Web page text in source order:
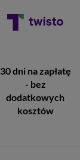
30 dni na zapłatę
- bez
dodatkowych
kosztów